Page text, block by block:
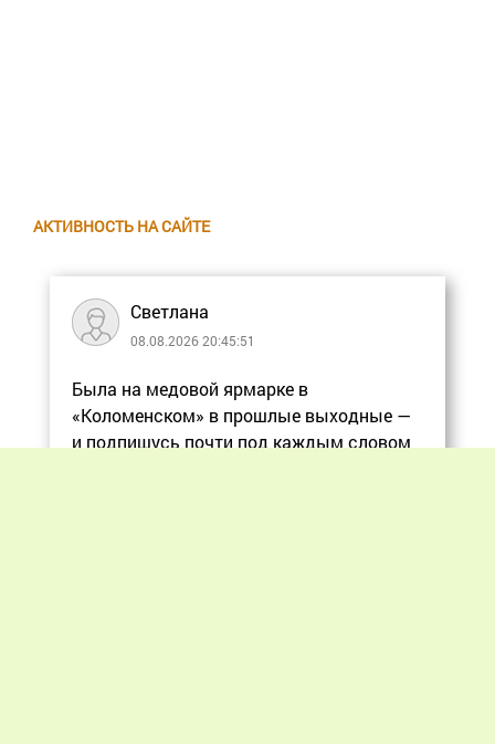
АКТИВНОСТЬ НА САЙТЕ
Светлана
08.08.2026 20:45:51
Была на медовой ярмарке в
«Коломенском» в прошлые выходные —
и подпишусь почти под каждым словом